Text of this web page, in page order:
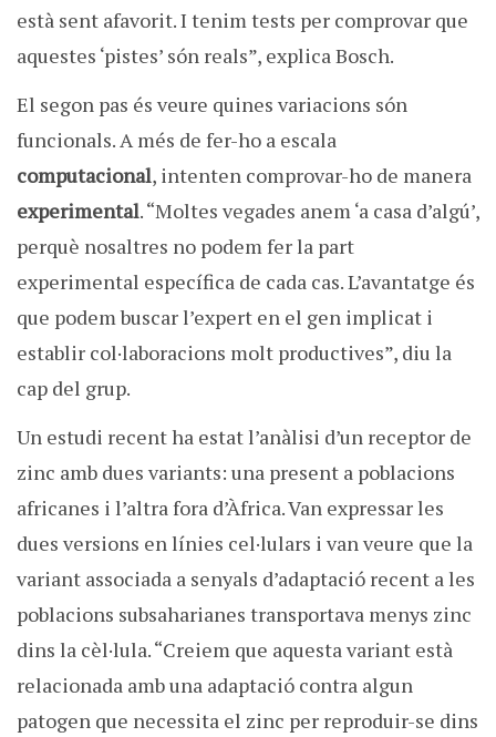
està sent afavorit. I tenim tests per comprovar que
aquestes ‘pistes’ són reals”, explica Bosch.
El segon pas és veure quines variacions són
funcionals. A més de fer-ho a escala
computacional, intenten comprovar-ho de manera
experimental. “Moltes vegades anem ‘a casa d’algú’,
perquè nosaltres no podem fer la part
experimental específica de cada cas. L’avantatge és
que podem buscar l’expert en el gen implicat i
establir col·laboracions molt productives”, diu la
cap del grup.
Un estudi recent ha estat l’anàlisi d’un receptor de
zinc amb dues variants: una present a poblacions
africanes i l’altra fora d’Àfrica. Van expressar les
dues versions en línies cel·lulars i van veure que la
variant associada a senyals d’adaptació recent a les
poblacions subsaharianes transportava menys zinc
dins la cèl·lula. “Creiem que aquesta variant està
relacionada amb una adaptació contra algun
patogen que necessita el zinc per reproduir-se dins